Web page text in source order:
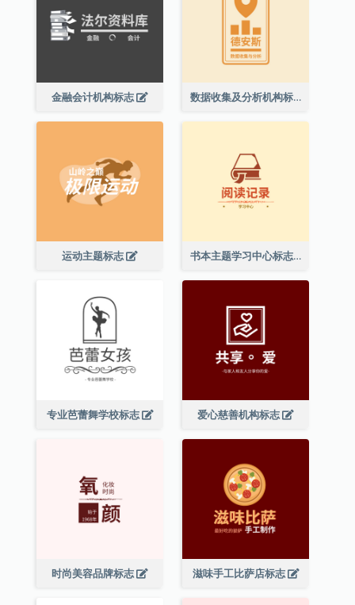
金融会计机构标志 数据收集及分析机构标志
运动主题标志 书本主题学习中心标志
专业芭蕾舞学校标志 爱心慈善机构标志
时尚美容品牌标志 滋味手工比萨店标志